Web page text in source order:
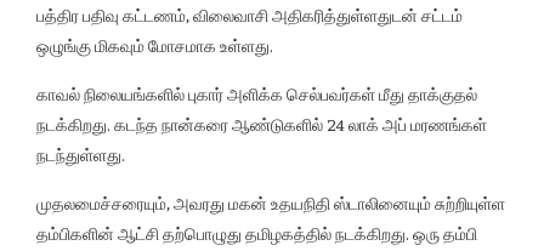
பத்திர பதிவு கட்டணம், விலைவாசி அதிகரித்துள்ளதுடன் சட்டம்
ஒழுங்கு மிகவும் மோசமாக உள்ளது.
காவல் நிலையங்களில் புகார் அளிக்க செல்பவர்கள் மீது தாக்குதல்
நடக்கிறது. கடந்த நான்கரை ஆண்டுகளில் 24 லாக் அப் மரணங்கள்
நடந்துள்ளது.
முதலமைச்சரையும், அவரது மகன் உதயநிதி ஸ்டாலினையும் சுற்றியுள்ள
தம்பிகளின் ஆட்சி தற்பொழுது தமிழகத்தில் நடக்கிறது. ஒரு தம்பி